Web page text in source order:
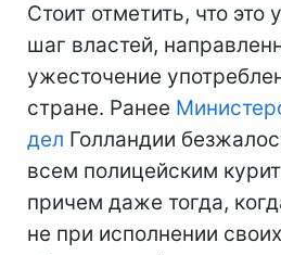
Стоит отметить, что
шаг властей,
ужесточение
стране. Ранее
дел Голландии
всем полицейским
причем даже тогда,
не при исполнении